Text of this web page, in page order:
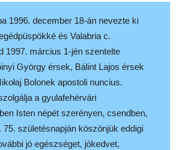
1996. december 18-án nevezte ki
és Valabria c.
1997. március 1-jén szentelte
György érsek, Bálint Lajos érsek
Bolonek apostoli nuncius.
a gyulafehérvári
Isten népét szerényen, csendben,
75. születésnapján köszönjük eddigi
jó egészséget, jókedvet,